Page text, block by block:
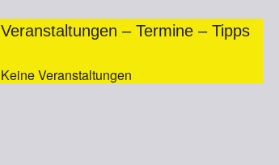
Veranstaltungen – Termine – Tipps
Keine Veranstaltungen